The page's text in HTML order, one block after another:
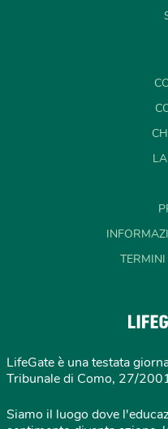
LifeGate è una testata
Tribunale di Como, 27/
Siamo il luogo dove